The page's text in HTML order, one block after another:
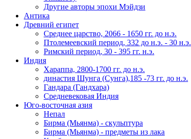
Другие авторы эпохи Мэйдзи
Антика
Древний египет
Среднее царство, 2066 - 1650 гг. до н.э.
Птолемеевский период, 332 до н.э. - 30 н.э.
Римский период, 30 - 395 гг. н.э.
Индия
Хараппа, 2800-1700 гг. до н.э.
династия Шунга (Сунга),185 -73 гг. до н.э.
Гандара (Гандхара)
Средневековая Индия
Юго-восточная азия
Непал
Бирма (Мьянма) - скульптура
Бирма (Мьянма) - предметы из лака